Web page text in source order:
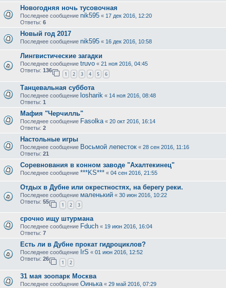
Новогодняя ночь тусовочная
Последнее сообщение nik595 « 17 дек 2016, 12:20
Ответы: 6
Новый год 2017
Последнее сообщение nik595 « 16 дек 2016, 10:58
Лингвистические загадки
Последнее сообщение truvo « 21 ноя 2016, 04:45
Ответы: 136
1 2 3 4 5 6
Танцевальная суббота
Последнее сообщение losharik « 14 ноя 2016, 08:48
Ответы: 1
Мафия "Черчилль"
Последнее сообщение Fasolka « 20 окт 2016, 16:14
Ответы: 2
Настольные игры
Последнее сообщение Восьмой лепесток « 28 сен 2016, 11:16
Ответы: 21
Соревнования в конном заводе "Ахалтекинец"
Последнее сообщение ***KS*** « 04 сен 2016, 21:55
Отдых в Дубне или окрестностях, на берегу реки.
Последнее сообщение маленький « 30 июн 2016, 10:22
Ответы: 55
1 2 3
срочно ищу штурмана
Последнее сообщение Fduch « 19 июн 2016, 16:04
Ответы: 7
Есть ли в Дубне прокат гидроциклов?
Последнее сообщение IrS « 01 июн 2016, 12:52
Ответы: 26
1 2
31 мая зоопарк Москва
Последнее сообщение Оинька « 29 май 2016, 07:29